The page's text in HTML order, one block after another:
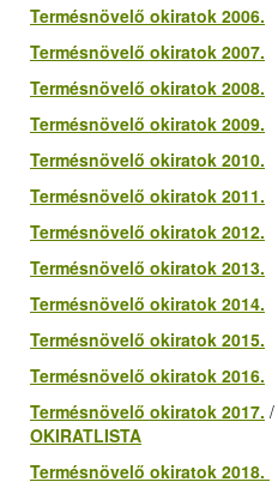
Termésnövelő okiratok 2006.
Termésnövelő okiratok 2007.
Termésnövelő okiratok 2008.
Termésnövelő okiratok 2009.
Termésnövelő okiratok 2010.
Termésnövelő okiratok 2011.
Termésnövelő okiratok 2012.
Termésnövelő okiratok 2013.
Termésnövelő okiratok 2014.
Termésnövelő okiratok 2015.
Termésnövelő okiratok 2016.
Termésnövelő okiratok 2017. /
OKIRATLISTA
Termésnövelő okiratok 2018.